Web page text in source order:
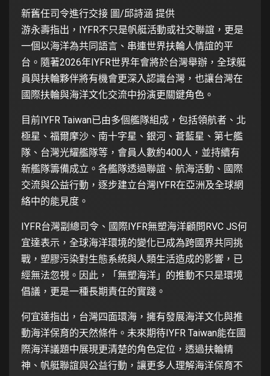
新舊任司令進行交接 圖/邱詩涵 提供
游永壽指出，IYFR不只是帆艇活動或社交聯誼，更是
一個以海洋為共同語言、串連世界扶輪人情誼的平
台。隨著2026年IYFR世界年會將於台灣舉辦，全球艇
員與扶輪夥伴將有機會更深入認識台灣，也讓台灣在
國際扶輪與海洋文化交流中扮演更關鍵角色。
目前IYFR Taiwan已由多個艦隊組成，包括領航者、北
極星、福爾摩沙、南十字星、銀河、蒼藍星、第七艦
隊、台灣光耀艦隊等，會員人數約400人，並持續有
新艦隊籌備成立。各艦隊透過聯誼、航海活動、國際
交流與公益行動，逐步建立台灣IYFR在亞洲及全球網
絡中的能見度。
IYFR台灣副總司令、國際IYFR無塑海洋顧問RVC JS何
宜達表示，全球海洋環境的變化已成為跨國界共同挑
戰，塑膠污染對生態系統與人類生活造成的影響，已
經無法忽視。因此，「無塑海洋」的推動不只是環境
倡議，更是一種長期責任的實踐。
何宜達指出，台灣四面環海，擁有發展海洋文化與推
動海洋保育的天然條件。未來期待IYFR Taiwan能在國
際海洋議題中展現更清楚的角色定位，透過扶輪精
神、帆艇聯誼與公益行動，讓更多人理解海洋保育不